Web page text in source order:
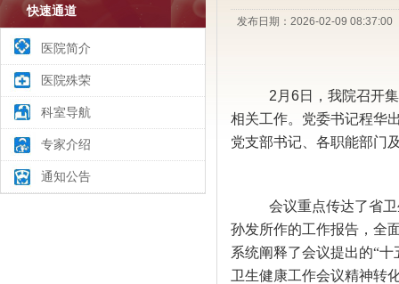
快速通道
医院简介
医院殊荣
科室导航
专家介绍
通知公告
发布日期：2026-02-09
2月6日，我院召开
相关工作。党委书记程华
党支部书记、各职能部门
会议重点传达了省
孙发所作的工作报告，全
系统阐释了会议提出的“十
卫生健康工作会议精神转